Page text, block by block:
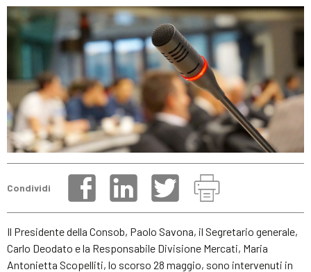
Condividi
Il Presidente della Consob, Paolo Savona, il Segretario generale,
Carlo Deodato e la Responsabile Divisione Mercati, Maria
Antonietta Scopelliti, lo scorso 28 maggio, sono intervenuti in